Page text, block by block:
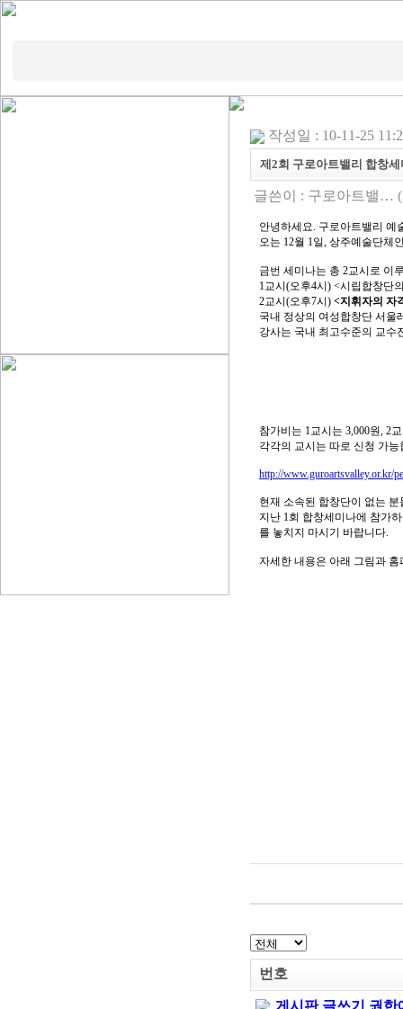
작성일 : 10-11-25
제2회 구로아트밸리 합창
글쓴이 : 구로아트밸…
안녕하세요. 구로아트밸리 예
오는 12월 1일, 상주예술단체
금번 세미나는 총 2교시로 이
1교시(오후4시) <시립합창단
2교시(오후7시) <지휘자의 자
국내 정상의 여성합창단 서울
강사는 국내 최고수준의 교수
참가비는 1교시는 3,000원, 2
각각의 교시는 따로 신청 가
http://www.guroartsvalley.or.kr/
현재 소속된 합창단이 없는
지난 1회 합창세미나에 참가
를 놓치지 마시기 바랍니다.
자세한 내용은 아래 그림과
번호
게시판 글쓰기 권한